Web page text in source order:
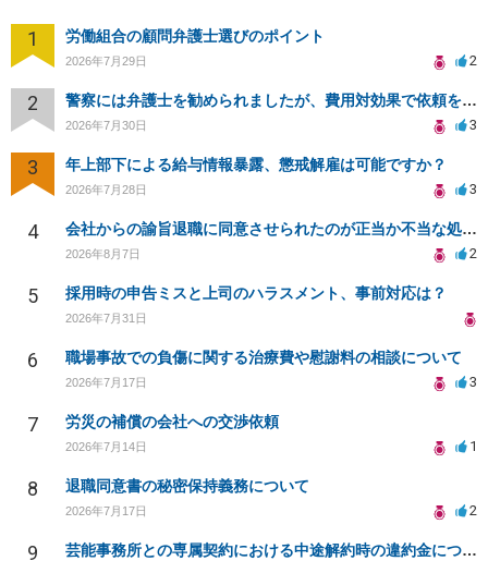
1 労働組合の顧問弁護士選びのポイント
2026年7月29日 2
2 警察には弁護士を勧められましたが、費用対効果で依頼をすることを躊躇しています。
2026年7月30日 3
3 年上部下による給与情報暴露、懲戒解雇は可能ですか？
2026年7月28日 3
4 会社からの諭旨退職に同意させられたのが正当か不当な処分かどうか教えてほしい
2026年8月7日 2
5 採用時の申告ミスと上司のハラスメント、事前対応は？
2026年7月31日
6 職場事故での負傷に関する治療費や慰謝料の相談について
2026年7月17日 3
7 労災の補償の会社への交渉依頼
2026年7月14日 1
8 退職同意書の秘密保持義務について
2026年7月17日 2
9 芸能事務所との専属契約における中途解約時の違約金について相談したいです